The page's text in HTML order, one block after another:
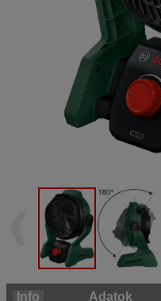
Info Adatok